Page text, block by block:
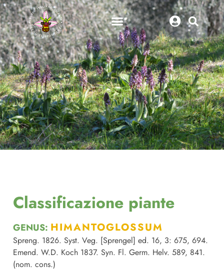
Classificazione piante
GENUS: HIMANTOGLOSSUM
Spreng. 1826. Syst. Veg. [Sprengel] ed. 16, 3: 675, 694.
Emend. W.D. Koch 1837. Syn. Fl. Germ. Helv. 589, 841.
(nom. cons.)